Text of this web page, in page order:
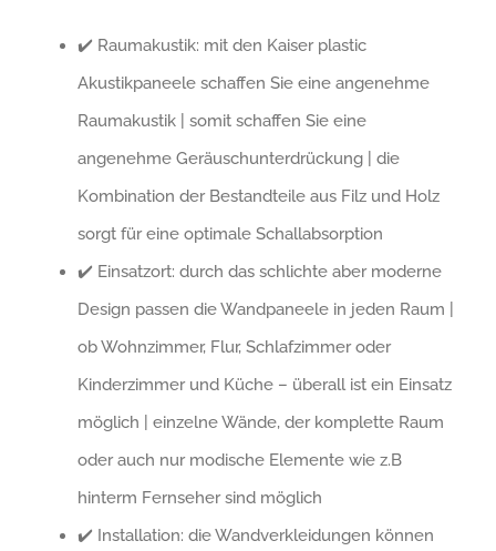
✔️ Raumakustik: mit den Kaiser plastic
Akustikpaneele schaffen Sie eine angenehme
Raumakustik | somit schaffen Sie eine
angenehme Geräuschunterdrückung | die
Kombination der Bestandteile aus Filz und Holz
sorgt für eine optimale Schallabsorption
✔️ Einsatzort: durch das schlichte aber moderne
Design passen die Wandpaneele in jeden Raum |
ob Wohnzimmer, Flur, Schlafzimmer oder
Kinderzimmer und Küche – überall ist ein Einsatz
möglich | einzelne Wände, der komplette Raum
oder auch nur modische Elemente wie z.B
hinterm Fernseher sind möglich
✔️ Installation: die Wandverkleidungen können